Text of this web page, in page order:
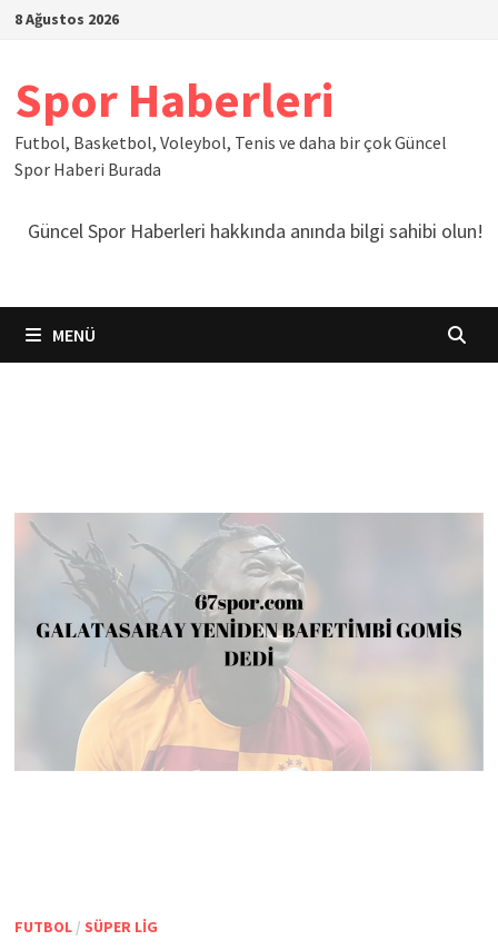
İçeriğe
8 Ağustos 2026
Spor Haberleri
Futbol, Basketbol, Voleybol, Tenis ve daha bir çok Güncel
Spor Haberi Burada
Güncel Spor Haberleri hakkında anında bilgi sahibi olun!
MENÜ
FUTBOL/ SÜPER LIG